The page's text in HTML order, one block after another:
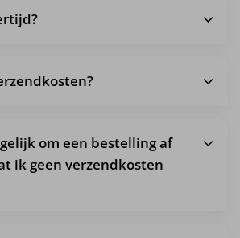
om een bestelling af
ik geen verzendkosten